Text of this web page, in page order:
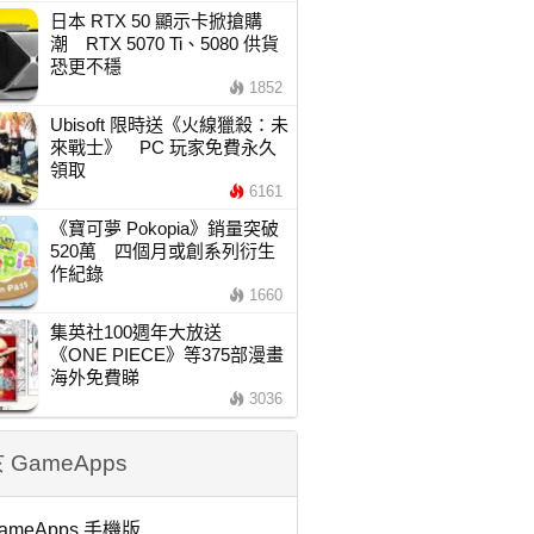
日本 RTX 50 顯示卡掀搶購
潮 RTX 5070 Ti、5080 供貨
恐更不穩
1852
Ubisoft 限時送《火線獵殺：未
來戰士》 PC 玩家免費永久
領取
6161
《寶可夢 Pokopia》銷量突破
520萬 四個月或創系列衍生
作紀錄
1660
集英社100週年大放送
《ONE PIECE》等375部漫畫
海外免費睇
3036
GameApps
手機版